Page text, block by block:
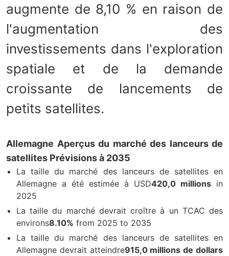
augmente de 8,10 % en raison de
l'augmentation des
investissements dans l'exploration
spatiale et de la demande
croissante de lancements de
petits satellites.
Allemagne Aperçus du marché des lanceurs de
satellites Prévisions à 2035
La taille du marché des lanceurs de satellites en
Allemagne a été estimée à USD420,0 millions in
2025
La taille du marché devrait croître à un TCAC des
environs8.10% from 2025 to 2035
La taille du marché des lanceurs de satellites en
Allemagne devrait atteindre915,0 millions de dollars